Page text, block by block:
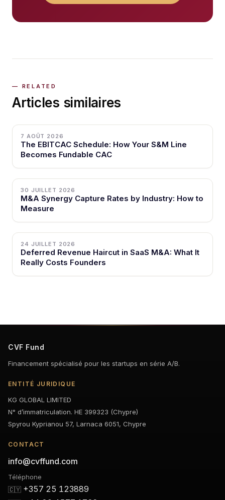
Articles similaires
7 AOÛT 2026
The EBITCAC Schedule: How Your S&M Line
Becomes Fundable CAC
30 JUILLET 2026
M&A Synergy Capture Rates by Industry: How to
Measure
24 JUILLET 2026
Deferred Revenue Haircut in SaaS M&A: What It
Really Costs Founders
CVF Fund
Financement spécialisé pour les startups en série A/B.
ENTITÉ JURIDIQUE
KG GLOBAL LIMITED
N° d’immatriculation. HE 399323 (Chypre)
Spyrou Kyprianou 57, Larnaca 6051, Chypre
CONTACT
info@cvffund.com
Téléphone
🇨🇾 +357 25 123889